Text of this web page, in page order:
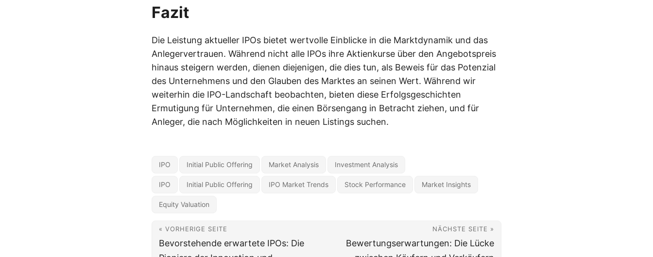
Fazit
Die Leistung aktueller IPOs bietet wertvolle Einblicke in die Marktdynamik und das
Anlegervertrauen. Während nicht alle IPOs ihre Aktienkurse über den Angebotspreis
hinaus steigern werden, dienen diejenigen, die dies tun, als Beweis für das Potenzial
des Unternehmens und den Glauben des Marktes an seinen Wert. Während wir
weiterhin die IPO-Landschaft beobachten, bieten diese Erfolgsgeschichten
Ermutigung für Unternehmen, die einen Börsengang in Betracht ziehen, und für
Anleger, die nach Möglichkeiten in neuen Listings suchen.
IPO Initial Public Offering Market Analysis Investment Analysis
IPO Initial Public Offering IPO Market Trends Stock Performance Market Insights
Equity Valuation
« VORHERIGE SEITE
Bevorstehende erwartete IPOs: Die
NÄCHSTE SEITE »
Bewertungserwartungen: Die Lücke